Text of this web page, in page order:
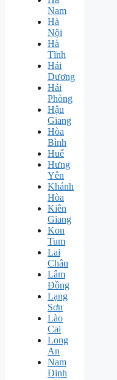
Nam
Hà
Nội
Hà
Tĩnh
Hải
Dương
Hải
Phòng
Hậu
Giang
Hòa
Bình
Huế
Hưng
Yên
Khánh
Hòa
Kiên
Giang
Kon
Tum
Lai
Châu
Lâm
Đồng
Lạng
Sơn
Lào
Cai
Long
An
Nam
Định